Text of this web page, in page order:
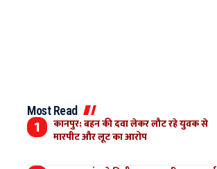
Most Read
कानपुर: बहन की दवा लेकर लौट रहे युवक से
मारपीट और लूट का आरोप